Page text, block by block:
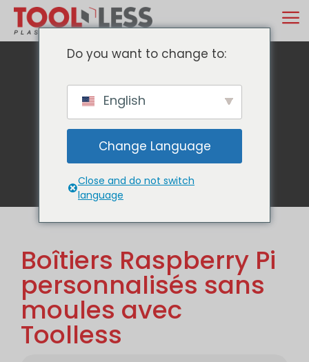
Skip
content
Blog
Boîtiers Raspberry Pi
personnalisés sans
moules avec
Toolless
Do you want to change to:
English
Change Language
Close and do not switch
language